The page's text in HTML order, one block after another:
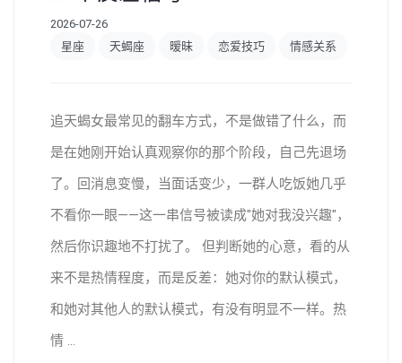
2026-07-26
星座
天蝎座 暧昧 恋爱技巧 情感关系
追天蝎女最常见的翻车方式，不是做错了什么，而
是在她刚开始认真观察你的那个阶段，自己先退场
了。回消息变慢，当面话变少，一群人吃饭她几乎
不看你一眼——这一串信号被读成"她对我没兴趣"，
然后你识趣地不打扰了。 但判断她的心意，看的从
来不是热情程度，而是反差：她对你的默认模式，
和她对其他人的默认模式，有没有明显不一样。热
情 ...